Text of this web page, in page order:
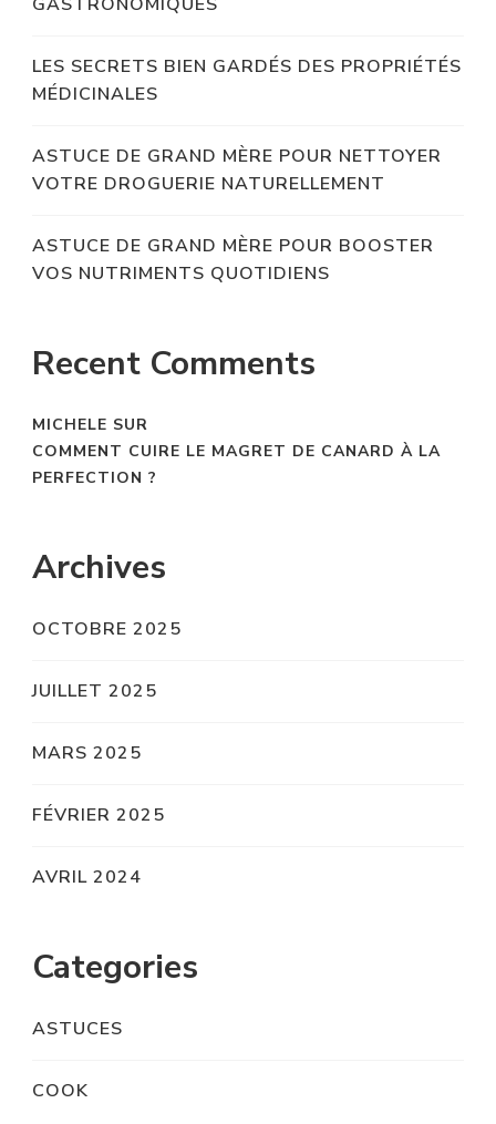
LES SECRETS BIEN GARDÉS DES PROPRIÉTÉS
MÉDICINALES
ASTUCE DE GRAND MÈRE POUR NETTOYER
VOTRE DROGUERIE NATURELLEMENT
ASTUCE DE GRAND MÈRE POUR BOOSTER
VOS NUTRIMENTS QUOTIDIENS
Recent Comments
MICHELE SUR
COMMENT CUIRE LE MAGRET DE CANARD À LA
PERFECTION ?
Archives
OCTOBRE 2025
JUILLET 2025
MARS 2025
FÉVRIER 2025
AVRIL 2024
Categories
ASTUCES
COOK